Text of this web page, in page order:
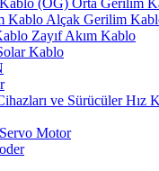
Orta Gerilim
Alçak Gerilim
Zayıf Akım Kablo
Kablo
Hız
Servo Motor